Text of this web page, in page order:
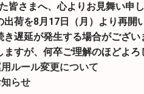
さまへ、心よりお見舞い申し
8月17日（月）より再開い
が発生する場合がござい
、何卒ご理解のほどよろし
ルール変更について
らせ